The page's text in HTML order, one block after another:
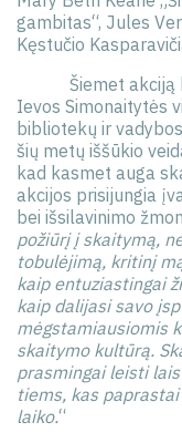
gambitas“, Jules
Kęstučio
Šiemet akciją
Ievos Simonaitytės
bibliotekų ir
šių metų iššūkio
kad kasmet auga
akcijos prisijungia
bei išsilavinimo
požiūrį į skaitymą,
tobulėjimą, kritinį
kaip entuziastingai
kaip dalijasi savo
mėgstamiausiomis
skaitymo kultūrą.
prasmingai leisti
tiems, kas
laiko.“